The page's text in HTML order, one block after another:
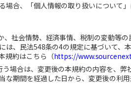
合、「個人情報の取り扱いについて」
社会情勢、経済事情、税制の変動等
は、民法548条の4の規定に基づいて、
規約はこちら（https://
場合は、変更後の本規約の内容を、弊
期間を経過した日から、変更後の利用